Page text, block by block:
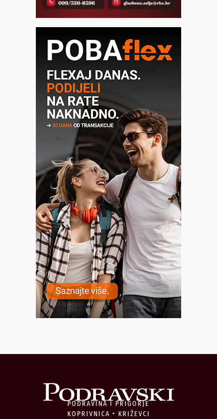
PODRAVINA I PRIGORJE
KOPRIVNICA • KRIŽEVCI